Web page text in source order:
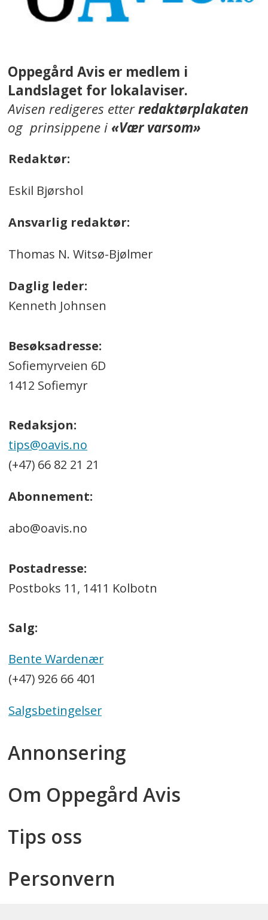
Oppegård Avis er medlem i
Landslaget for lokalaviser.
Avisen redigeres etterredaktørplakaten
og prinsippene i«Vær varsom»
Redaktør:
Eskil Bjørshol
Ansvarlig redaktør:
Thomas N. Witsø-Bjølmer
Daglig leder:
Kenneth Johnsen
Besøksadresse:
Sofiemyrveien 6D
1412 Sofiemyr
Redaksjon:
tips@oavis.no
(+47) 66 82 21 21
Abonnement:
abo@oavis.no
Postadresse:
Postboks 11, 1411 Kolbotn
Salg:
Bente Wardenær
(+47) 926 66 401
Salgsbetingelser
Annonsering
Om Oppegård Avis
Tips oss
Personvern